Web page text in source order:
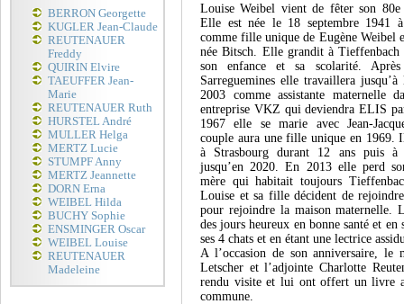
BERRON Georgette
KUGLER Jean-Claude
REUTENAUER
Freddy
QUIRIN Elvire
TAEUFFER Jean-
Marie
REUTENAUER Ruth
HURSTEL André
MULLER Helga
MERTZ Lucie
STUMPF Anny
MERTZ Jeannette
DORN Erna
WEIBEL Hilda
BUCHY Sophie
ENSMINGER Oscar
WEIBEL Louise
REUTENAUER
Madeleine
Louise Weibel vient de fêter son 80e
Elle est née le 18 septembre 1941
comme fille unique de Eugène Weibel
née Bitsch. Elle grandit à Tieffenbach
son enfance et sa scolarité.
Sarreguemines elle travaillera
2003 comme assistante maternelle
entreprise VKZ qui deviendra ELIS
1967 elle se marie avec Jean-
couple aura une fille unique en 1969.
à Strasbourg durant 12 ans puis à
jusqu’en 2020. En 2013 elle perd
mère qui habitait toujours
Louise et sa fille décident de
pour rejoindre la maison maternelle.
des jours heureux en bonne santé et en
ses 4 chats et en étant une lectrice
A l’occasion de son anniversaire, le
Letscher et l’adjointe Charlotte
rendu visite et lui ont offert un livre
commune.